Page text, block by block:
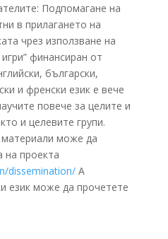
Подпомагане на
в прилагането на
чрез използване на
финансиран от
български,
и френски език е вече
повече за целите и
и целевите групи.
може да
на проекта
dissemination/А
език може да прочетете